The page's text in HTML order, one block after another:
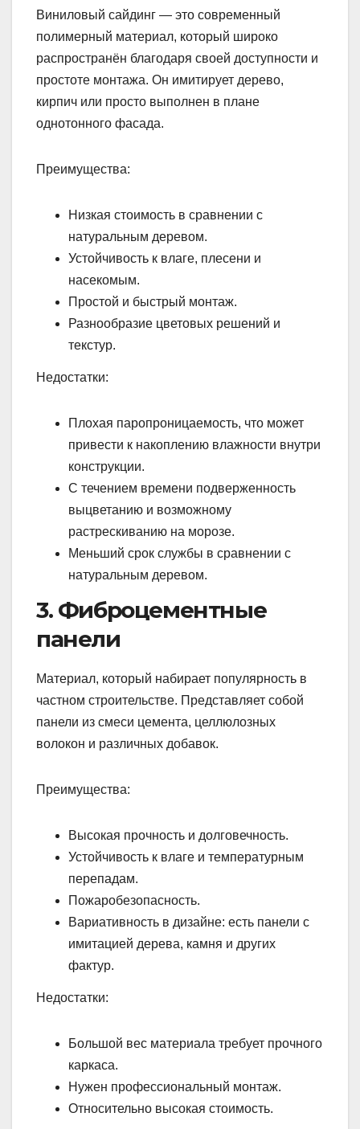
Виниловый сайдинг — это современный
полимерный материал, который широко
распространён благодаря своей доступности и
простоте монтажа. Он имитирует дерево,
кирпич или просто выполнен в плане
однотонного фасада.
Преимущества:
Низкая стоимость в сравнении с
натуральным деревом.
Устойчивость к влаге, плесени и
насекомым.
Простой и быстрый монтаж.
Разнообразие цветовых решений и
текстур.
Недостатки:
Плохая паропроницаемость, что может
привести к накоплению влажности внутри
конструкции.
С течением времени подверженность
выцветанию и возможному
растрескиванию на морозе.
Меньший срок службы в сравнении с
натуральным деревом.
3. Фиброцементные
панели
Материал, который набирает популярность в
частном строительстве. Представляет собой
панели из смеси цемента, целлюлозных
волокон и различных добавок.
Преимущества:
Высокая прочность и долговечность.
Устойчивость к влаге и температурным
перепадам.
Пожаробезопасность.
Вариативность в дизайне: есть панели с
имитацией дерева, камня и других
фактур.
Недостатки:
Большой вес материала требует прочного
каркаса.
Нужен профессиональный монтаж.
Относительно высокая стоимость.